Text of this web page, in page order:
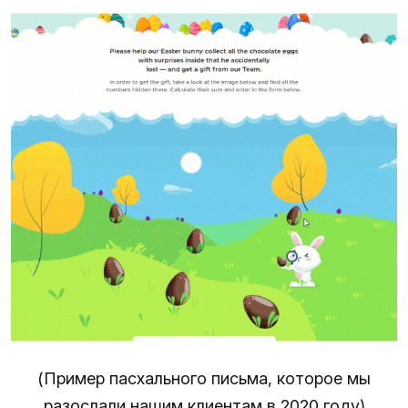
(Пример пасхального письма, которое мы